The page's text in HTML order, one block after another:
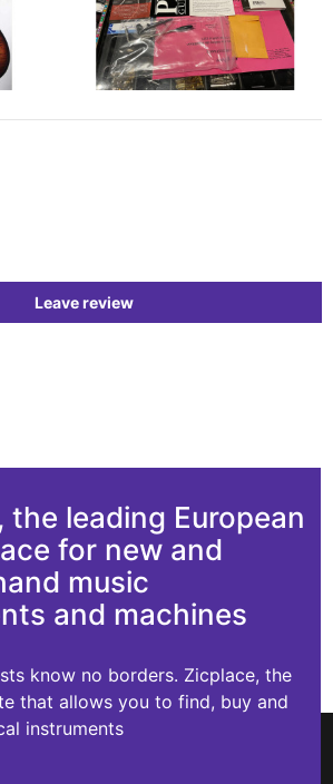
Leave review
the leading European
for new and
music
and machines
know no borders. Zicplace, the
that allows you to find, buy and
instruments